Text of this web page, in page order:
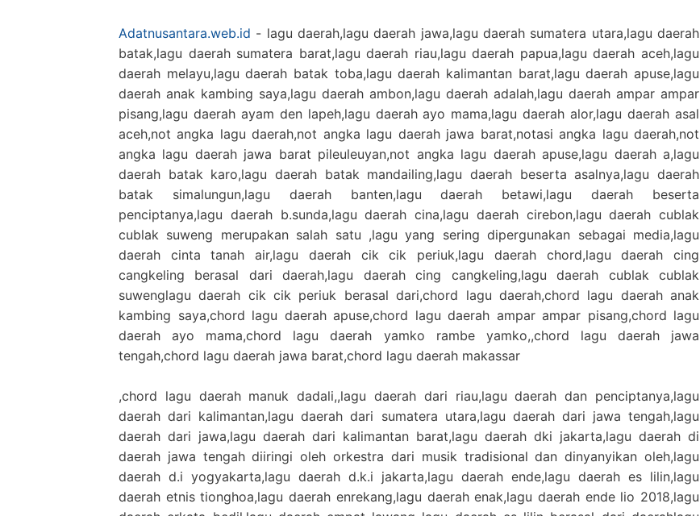
Adatnusantara.web.id - lagu daerah,lagu daerah jawa,lagu daerah sumatera utara,lagu daerah
batak,lagu daerah sumatera barat,lagu daerah riau,lagu daerah papua,lagu daerah aceh,lagu
daerah melayu,lagu daerah batak toba,lagu daerah kalimantan barat,lagu daerah apuse,lagu
daerah anak kambing saya,lagu daerah ambon,lagu daerah adalah,lagu daerah ampar ampar
pisang,lagu daerah ayam den lapeh,lagu daerah ayo mama,lagu daerah alor,lagu daerah asal
aceh,not angka lagu daerah,not angka lagu daerah jawa barat,notasi angka lagu daerah,not
angka lagu daerah jawa barat pileuleuyan,not angka lagu daerah apuse,lagu daerah a,lagu
daerah batak karo,lagu daerah batak mandailing,lagu daerah beserta asalnya,lagu daerah
batak simalungun,lagu daerah banten,lagu daerah betawi,lagu daerah beserta
penciptanya,lagu daerah b.sunda,lagu daerah cina,lagu daerah cirebon,lagu daerah cublak
cublak suweng merupakan salah satu ,lagu yang sering dipergunakan sebagai media,lagu
daerah cinta tanah air,lagu daerah cik cik periuk,lagu daerah chord,lagu daerah cing
cangkeling berasal dari daerah,lagu daerah cing cangkeling,lagu daerah cublak cublak
suwenglagu daerah cik cik periuk berasal dari,chord lagu daerah,chord lagu daerah anak
kambing saya,chord lagu daerah apuse,chord lagu daerah ampar ampar pisang,chord lagu
daerah ayo mama,chord lagu daerah yamko rambe yamko,,chord lagu daerah jawa
tengah,chord lagu daerah jawa barat,chord lagu daerah makassar
,chord lagu daerah manuk dadali,,lagu daerah dari riau,lagu daerah dan penciptanya,lagu
daerah dari kalimantan,lagu daerah dari sumatera utara,lagu daerah dari jawa tengah,lagu
daerah dari jawa,lagu daerah dari kalimantan barat,lagu daerah dki jakarta,lagu daerah di
daerah jawa tengah diiringi oleh orkestra dari musik tradisional dan dinyanyikan oleh,lagu
daerah d.i yogyakarta,lagu daerah d.k.i jakarta,lagu daerah ende,lagu daerah es lilin,lagu
daerah etnis tionghoa,lagu daerah enrekang,lagu daerah enak,lagu daerah ende lio 2018,lagu